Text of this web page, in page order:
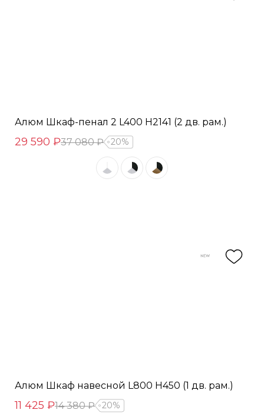
Алюм Шкаф-пенал 2 L400 H2141 (2 дв. рам.)
29 590 ₽37 080 ₽ 20%
Алюм Шкаф навесной L800 Н450 (1 дв. рам.)
11 425 ₽14 380 ₽ 20%